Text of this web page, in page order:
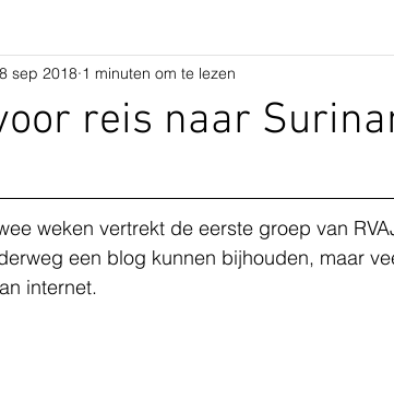
reis naar
sep 2018 1 minuten om te lezen
weken vertrekt de eerste groep van
een blog kunnen bijhouden, maar
internet.